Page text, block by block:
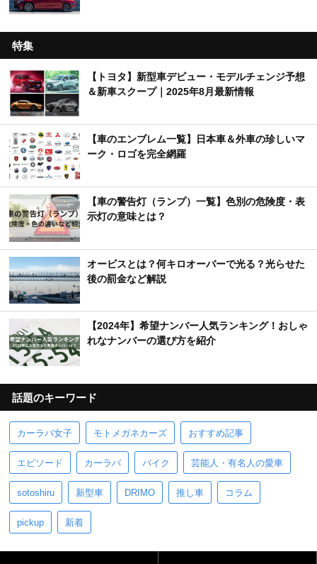
特集
【トヨタ】新型車デビュー・モデルチェンジ予想
＆新車スクープ｜2025年8月最新情報
【車のエンブレム一覧】日本車＆外車の珍しいマ
ーク・ロゴを完全網羅
【車の警告灯（ランプ）一覧】色別の危険度・表
示灯の意味とは？
オービスとは？何キロオーバーで光る？光らせた
後の罰金など解説
【2024年】希望ナンバー人気ランキング！おしゃ
れなナンバーの選び方を紹介
話題のキーワード
カーラバ女子 モトメガネカーズ おすすめ記事
エピソード カーラバ バイク 芸能人・有名人の愛車
sotoshiru 新型車 DRIMO 推し車 コラム
pickup 新着